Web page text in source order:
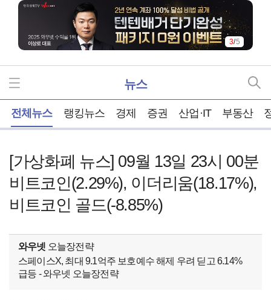
4/5
뉴스
전체뉴스 랭킹뉴스 경제 증권 산업·IT 부동산
[가상화폐 뉴스] 09월 13일 23시 00분
비트코인(2.29%), 이더리움(18.17%),
비트코인 골드(-8.85%)
와우넷 오늘장전략
스페이스X, 최대 9.1억주 보호예수 해제 우려 딛고 6.14%
급등 - 와우넷 오늘장전략